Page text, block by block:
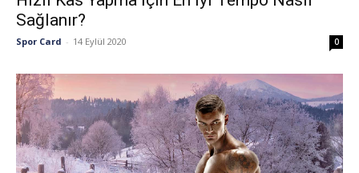
Sağlanır?
Spor Card - 14 Eylül 2020 0